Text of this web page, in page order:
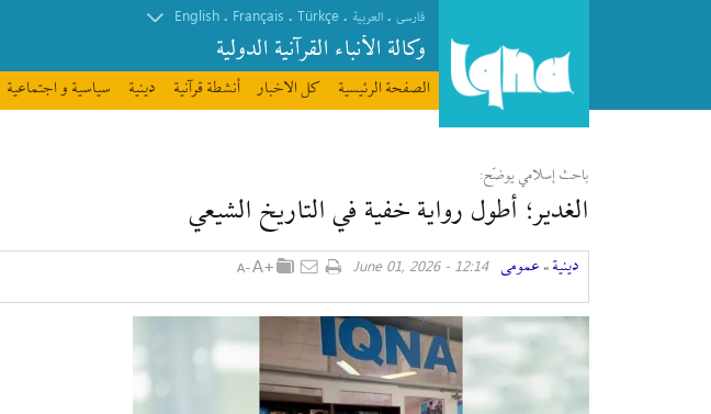
فارسی . العربیة .
Türkçe
.
Français
.
English
وکالة الأنباء القرآنیة الدولیة
الصفحة الرئیسیة كل الاخبار أنشطة قرآنیة دينية سیاسیة و اجتماعیة
باحث إسلامي يوضّح:
الغدير؛ أطول رواية خفية في التاريخ الشيعي
دينية » عمومی 12:14 - June 01, 2026